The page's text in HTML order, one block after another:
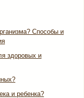
Способы и
здоровых и
и ребенка?